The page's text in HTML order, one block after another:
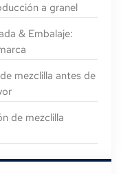
a granel
& Embalaje:
mezclilla antes de
de mezclilla